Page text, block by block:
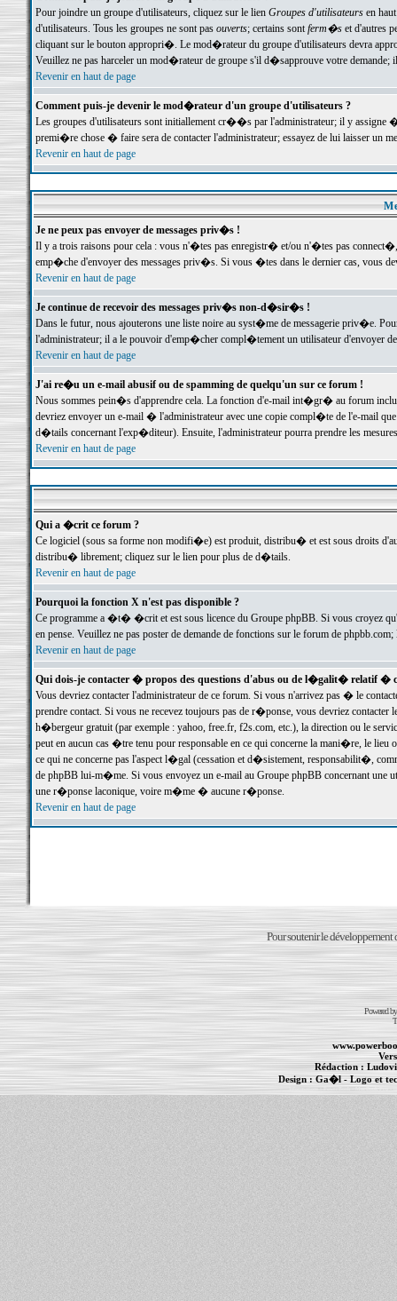
Pour joindre un groupe d'utilisateurs, cliquez sur le lien Groupes d'utilisateursen haut
d'utilisateurs. Tous les groupes ne sont pas ouverts; certains sontferm�set d'autres
cliquant sur le bouton appropri�. Le mod�rateur du groupe d'utilisateurs devra
Veuillez ne pas harceler un mod�rateur de groupe s'il d�sapprouve votre demande;
Revenir en haut de page
Comment puis-je devenir le mod�rateur d'un groupe d'utilisateurs ?
Les groupes d'utilisateurs sont initiallement cr��s par l'administrateur; il y
premi�re chose � faire sera de contacter l'administrateur; essayez de lui laisser un
Revenir en haut de page
Je ne peux pas envoyer de messages priv�s !
Il y a trois raisons pour cela : vous n'�tes pas enregistr� et/ou n'�tes pas
emp�che d'envoyer des messages priv�s. Si vous �tes dans le dernier cas, vous
Revenir en haut de page
Je continue de recevoir des messages priv�s non-d�sir�s !
Dans le futur, nous ajouterons une liste noire au syst�me de messagerie priv�e.
l'administrateur; il a le pouvoir d'emp�cher compl�tement un utilisateur d'envoyer
Revenir en haut de page
J'ai re�u un e-mail abusif ou de spamming de quelqu'un sur ce forum !
Nous sommes pein�s d'apprendre cela. La fonction d'e-mail int�gr� au forum inclut
devriez envoyer un e-mail � l'administrateur avec une copie compl�te de l'e-mail
d�tails concernant l'exp�diteur). Ensuite, l'administrateur pourra prendre les
Revenir en haut de page
Qui a �crit ce forum ?
Ce logiciel (sous sa forme non modifi�e) est produit, distribu� et est sous droits
distribu� librement; cliquez sur le lien pour plus de d�tails.
Revenir en haut de page
Pourquoi la fonction X n'est pas disponible ?
Ce programme a �t� �crit et est sous licence du Groupe phpBB. Si vous croyez
en pense. Veuillez ne pas poster de demande de fonctions sur le forum de
Revenir en haut de page
Qui dois-je contacter � propos des questions d'abus ou de l�galit� relatif �
Vous devriez contacter l'administrateur de ce forum. Si vous n'arrivez pas � le
prendre contact. Si vous ne recevez toujours pas de r�ponse, vous devriez
h�bergeur gratuit (par exemple : yahoo, free.fr, f2s.com, etc.), la direction ou le
peut en aucun cas �tre tenu pour responsable en ce qui concerne la mani�re, le
ce qui ne concerne pas l'aspect l�gal (cessation et d�sistement, responsabilit�,
de phpBB lui-m�me. Si vous envoyez un e-mail au Groupe phpBB concernant une
une r�ponse laconique, voire m�me � aucune r�ponse.
Revenir en haut de page
Pour soutenir le développement
Powered
Rédaction :
Design :Ga�l- Logo et
Informations :